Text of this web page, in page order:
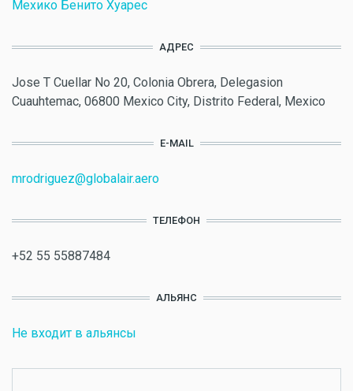
Мехико Бенито Хуарес
АДРЕС
Jose T Cuellar No 20, Colonia Obrera, Delegasion
Cuauhtemac, 06800 Mexico City, Distrito Federal, Mexico
E-MAIL
mrodriguez@globalair.aero
ТЕЛЕФОН
+52 55 55887484
АЛЬЯНС
Не входит в альянсы